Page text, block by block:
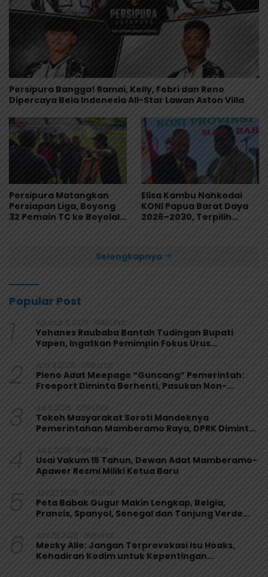
Persipura Bangga! Ramai, Kelly, Febri dan Reno
Dipercaya Bela Indonesia All-Star Lawan Aston Villa
Persipura Matangkan
Persiapan Liga, Boyong
32 Pemain TC ke Boyolali
Elisa Kambu Nahkodai
KONI Papua Barat Daya
2026–2030, Terpilih
Selengkapnya
Popular Post
1 Agustus 6, 2026 1948 Lihat
Yohanes Raubaba Bantah Tudingan Bupati
Yapen, Ingatkan Pemimpin Fokus Urus
2 April 9, 2026 1369 Lihat
Pleno Adat Meepago “Guncang” Pemerintah:
Freeport Diminta Berhenti, Pasukan Non-
3 Juli 6, 2026 1259 Lihat
Tokoh Masyarakat Soroti Mandeknya
Pemerintahan Mamberamo Raya, DPRK Diminta
4 Juli 2, 2026 1094 Lihat
Usai Vakum 15 Tahun, Dewan Adat Mamberamo-
Apawer Resmi Miliki Ketua Baru
5 Juni 27, 2026 1040 Lihat
Peta Babak Gugur Makin Lengkap, Belgia,
Prancis, Spanyol, Senegal dan Tanjung Verde
6 Juni 29, 2026 998 Lihat
Mecky Alle: Jangan Terprovokasi Isu Hoaks,
Kehadiran Kodim untuk Kepentingan